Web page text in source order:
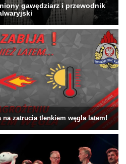
gawędziarz i przewodnik
na zatrucia tlenkiem węgla latem!